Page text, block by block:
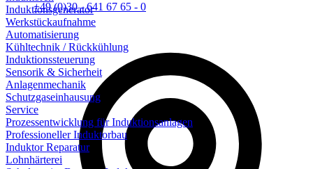
Induktionsgenerator
Werkstückaufnahme
Automatisierung
Kühltechnik / Rückkühlung
Induktionssteuerung
Sensorik & Sicherheit
Anlagenmechanik
Schutzgaseinhausung
Service
Prozessentwicklung für Induktionsanlagen
Professioneller Induktorbau
Induktor Reparatur
Lohnhärterei
+49 (0)30 - 641 67 65 - 0